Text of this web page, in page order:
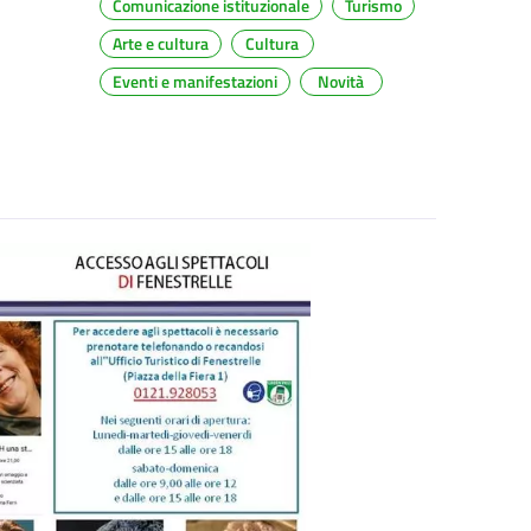
Comunicazione istituzionale
Turismo
Arte e cultura
Cultura
Eventi e manifestazioni
Novità